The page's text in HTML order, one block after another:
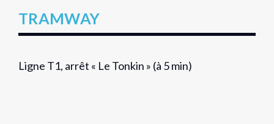
TRAMWAY
Ligne T1, arrêt « Le Tonkin » (à 5 min)